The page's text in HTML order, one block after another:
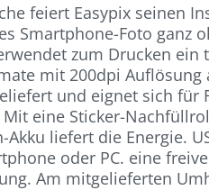
feiert Easypix seinen
Smartphone-Foto ganz
zum Drucken
mit 200dpi Auflösung
und eignet sich für
eine Sticker-
liefert die Energie.
oder PC. eine
Am mitgelieferten